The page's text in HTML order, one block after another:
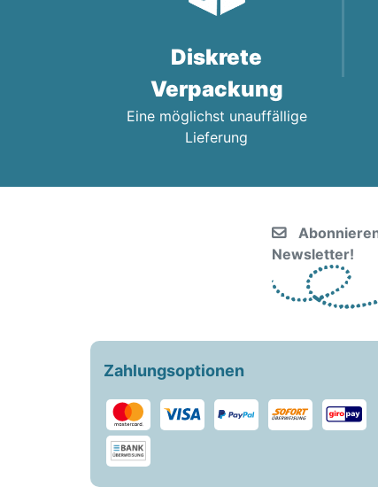
Diskrete
Verpackung
Eine möglichst unauffällige
Lieferung
Newsletter!
Zahlungsoptionen